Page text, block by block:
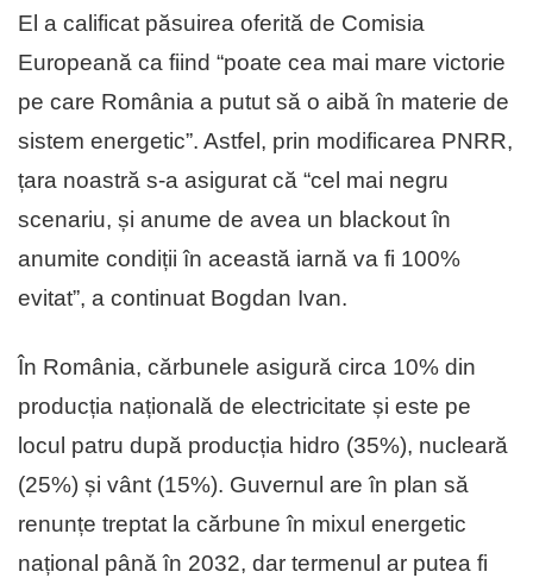
El a calificat păsuirea oferită de Comisia
Europeană ca fiind “poate cea mai mare victorie
pe care România a putut să o aibă în materie de
sistem energetic”. Astfel, prin modificarea PNRR,
țara noastră s-a asigurat că “cel mai negru
scenariu, și anume de avea un blackout în
anumite condiții în această iarnă va fi 100%
evitat”, a continuat Bogdan Ivan.
În România, cărbunele asigură circa 10% din
producția națională de electricitate și este pe
locul patru după producția hidro (35%), nucleară
(25%) și vânt (15%). Guvernul are în plan să
renunțe treptat la cărbune în mixul energetic
național până în 2032, dar termenul ar putea fi